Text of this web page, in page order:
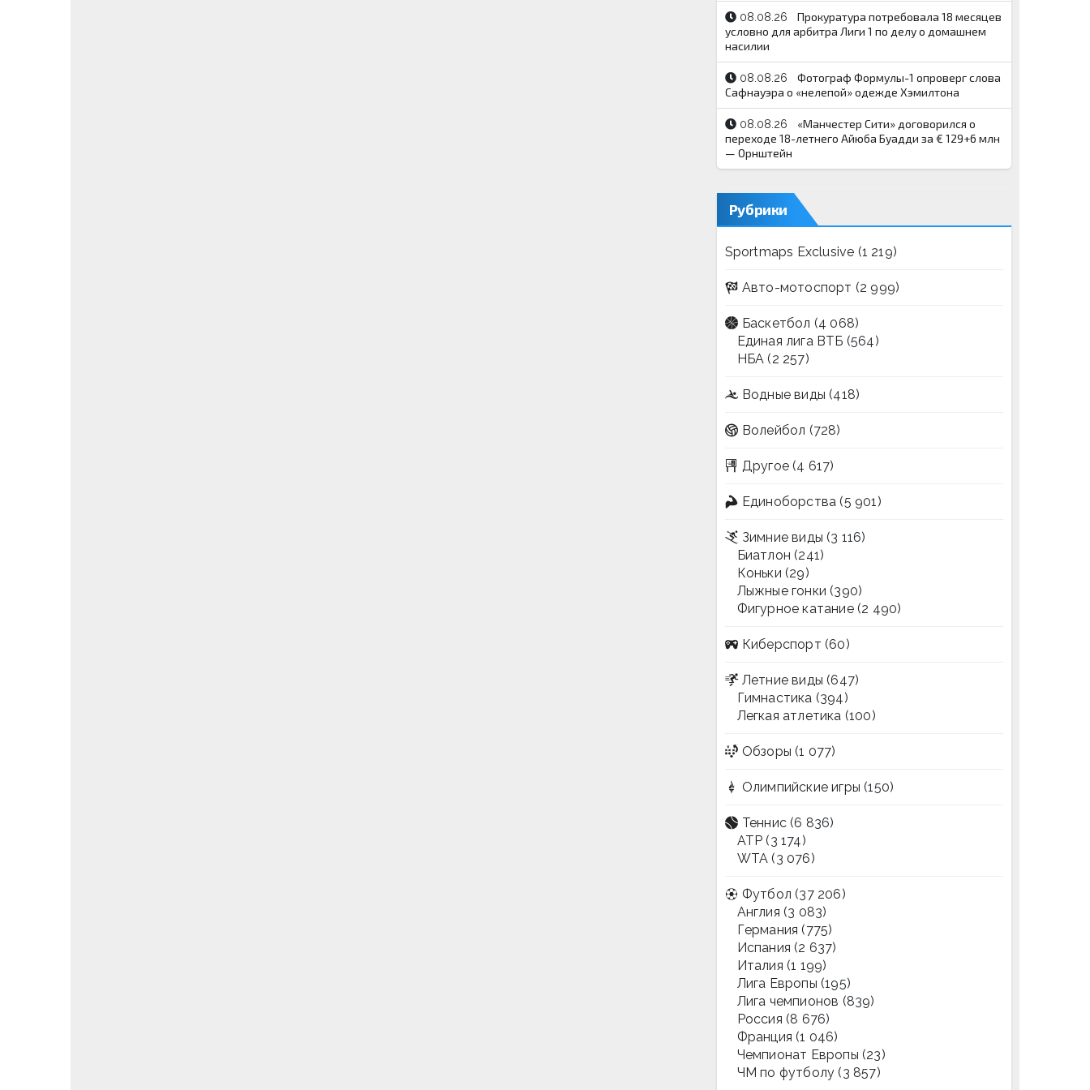
08.08.26
Прокуратура потребовала 18 месяцев
условно для арбитра Лиги 1 по делу о домашнем
насилии
08.08.26
Фотограф Формулы-1 опроверг слова
Сафнауэра о «нелепой» одежде Хэмилтона
08.08.26
«Манчестер Сити» договорился о
переходе 18-летнего Айюба Буадди за € 129+6 млн
— Орнштейн
Рубрики
Sportmaps Exclusive (1 219)
Авто-мотоспорт (2 999)
Баскетбол (4 068)
Единая лига ВТБ (564)
НБА (2 257)
Водные виды (418)
Волейбол (728)
Другое (4 617)
Единоборства (5 901)
Зимние виды (3 116)
Биатлон (241)
Коньки (29)
Лыжные гонки (390)
Фигурное катание(2 490)
Киберспорт (60)
Летние виды (647)
Гимнастика (394)
Легкая атлетика (100)
Обзоры (1 077)
Олимпийские игры (150)
Теннис (6 836)
ATP (3 174)
WTA (3 076)
Футбол (37 206)
Англия (3 083)
Германия (775)
Испания (2 637)
Италия (1 199)
Лига Европы (195)
Лига чемпионов (839)
Россия (8 676)
Франция (1 046)
Чемпионат Европы (23)
ЧМ по футболу (3 857)